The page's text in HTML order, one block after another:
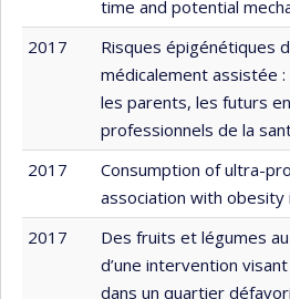
time and potential
2017
Risques épigénétiques
médicalement assistée
les parents, les futurs
professionnels de la
2017
Consumption of ultra-
association with obesity
2017
Des fruits et légumes
d’une intervention
dans un quartier